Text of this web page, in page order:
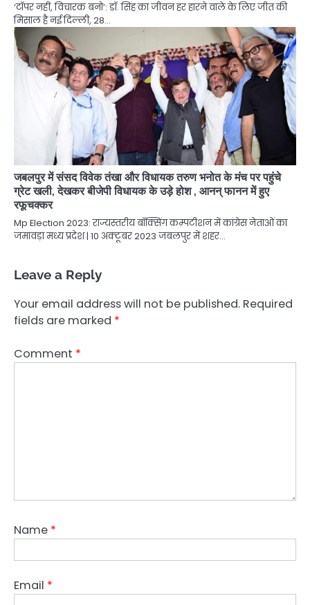
‘टॉपर नहीं, विचारक बनो’: डॉ. सिंह का जीवन हर हारने वाले के लिए जीत की
मिसाल है नई दिल्ली, 28…
जबलपुर में संसद विवेक तंखा और विधायक तरुण भनोत के मंच पर पहुंचे
ग्रेट खली, देखकर बीजेपी विधायक के उड़े होश , आनन् फानन में हुए
रफूचक्कर
Mp Election 2023: राज्यस्तरीय बॉक्सिंग कम्पटीशन में कांग्रेस नेताओं का
जमावड़ा मध्य प्रदेश | 10 अक्टूबर 2023 जबलपुर में शहर…
Leave a Reply
Your email address will not be published. Required
fields are marked *
Comment *
Name *
Email *